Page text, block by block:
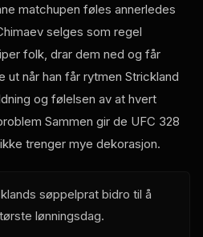
matchupen føles annerledes
selges som regel
folk, drar dem ned og får
når han får rytmen Strickland
og følelsen av at hvert
Sammen gir de UFC 328
trenger mye dekorasjon.
søppelprat bidro til å
lønningsdag.